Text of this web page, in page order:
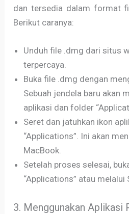
dan tersedia dalam format
Berikut caranya:
Unduh file .dmg dari situs
terpercaya.
Buka file .dmg dengan
Sebuah jendela baru akan
aplikasi dan folder
Seret dan jatuhkan ikon
“Applications”. Ini akan
MacBook.
Setelah proses selesai,
“Applications” atau melalui
3. Menggunakan Aplikasi